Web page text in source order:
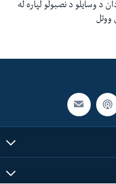
د وسایلو د نصبولو لپاره له
ووتل